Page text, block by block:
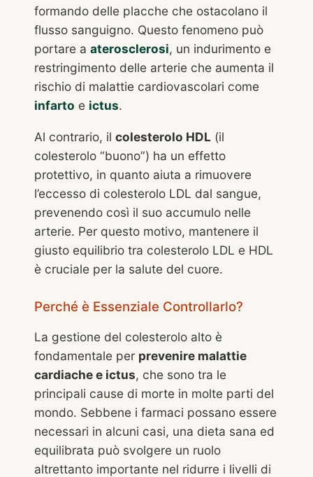
formando delle placche che ostacolano il
flusso sanguigno. Questo fenomeno può
portare a aterosclerosi, un indurimento e
restringimento delle arterie che aumenta il
rischio di malattie cardiovascolari come
infarto e ictus.
Al contrario, il colesterolo HDL (il
colesterolo “buono”) ha un effetto
protettivo, in quanto aiuta a rimuovere
l’eccesso di colesterolo LDL dal sangue,
prevenendo così il suo accumulo nelle
arterie. Per questo motivo, mantenere il
giusto equilibrio tra colesterolo LDL e HDL
è cruciale per la salute del cuore.
Perché è Essenziale Controllarlo?
La gestione del colesterolo alto è
fondamentale per prevenire malattie
cardiache e ictus, che sono tra le
principali cause di morte in molte parti del
mondo. Sebbene i farmaci possano essere
necessari in alcuni casi, una dieta sana ed
equilibrata può svolgere un ruolo
altrettanto importante nel ridurre i livelli di